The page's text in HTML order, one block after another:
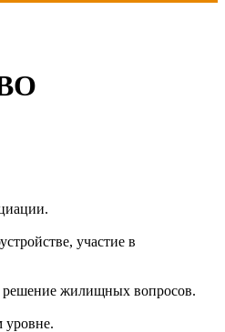
участие в
решение жилищных вопросов.
уровне.